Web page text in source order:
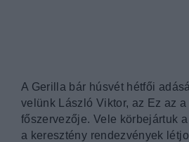
A Gerilla bár húsvét hétfői
velünk László Viktor, az Ez az
főszervezője. Vele körbejártuk
a keresztény rendezvények